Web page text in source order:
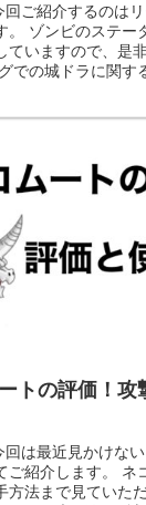
回ご紹介するのは
ゾンビのステー
ていますので、是
での城ドラに関す
トの評価！攻
は最近見かけない
ご紹介します。 ネ
方法まで見ていた